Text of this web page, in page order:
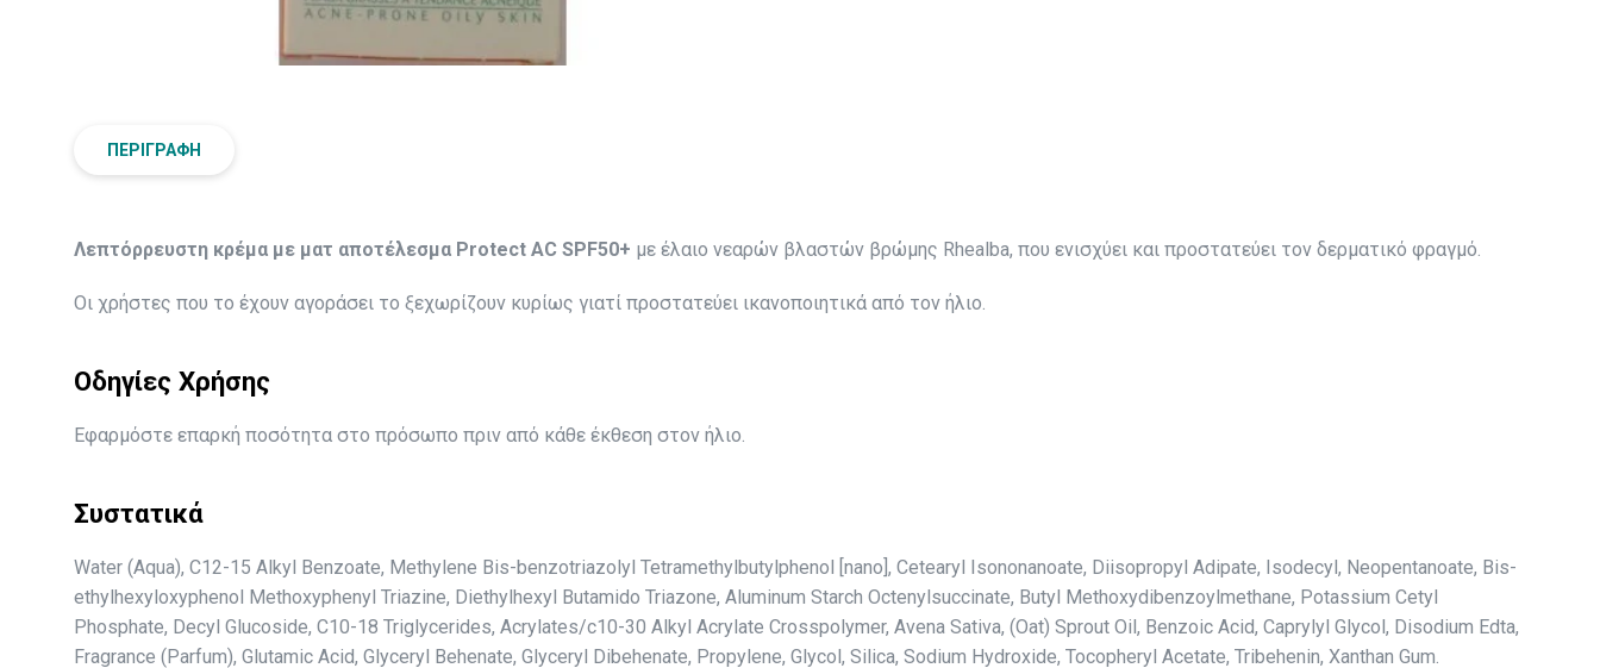
ΠΕΡΙΓΡΑΦΉ
Λεπτόρρευστη κρέμα με ματ αποτέλεσμα Protect AC SPF50+ με έλαιο νεαρών βλαστών βρώμης Rhealba, που ενισχύει και προστατεύει τον δερματικό φραγμό.
Οι χρήστες που το έχουν αγοράσει το ξεχωρίζουν κυρίως γιατί προστατεύει ικανοποιητικά από τον ήλιο.
Οδηγίες Χρήσης
Εφαρμόστε επαρκή ποσότητα στο πρόσωπο πριν από κάθε έκθεση στον ήλιο.
Συστατικά
Water (Aqua), C12-15 Alkyl Benzoate, Methylene Bis-benzotriazolyl Tetramethylbutylphenol [nano], Cetearyl Isononanoate, Diisopropyl Adipate, Isodecyl, Neopentanoate, Bis-
ethylhexyloxyphenol Methoxyphenyl Triazine, Diethylhexyl Butamido Triazone, Aluminum Starch Octenylsuccinate, Butyl Methoxydibenzoylmethane, Potassium Cetyl
Phosphate, Decyl Glucoside, C10-18 Triglycerides, Acrylates/c10-30 Alkyl Acrylate Crosspolymer, Avena Sativa, (Oat) Sprout Oil, Benzoic Acid, Caprylyl Glycol, Disodium Edta,
Fragrance (Parfum), Glutamic Acid, Glyceryl Behenate, Glyceryl Dibehenate, Propylene, Glycol, Silica, Sodium Hydroxide, Tocopheryl Acetate, Tribehenin, Xanthan Gum.